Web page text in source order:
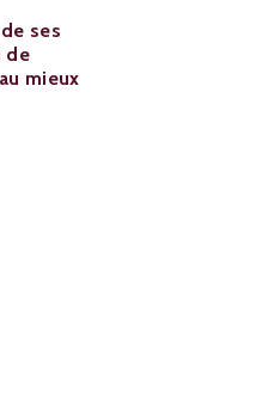
ses
de
mieux